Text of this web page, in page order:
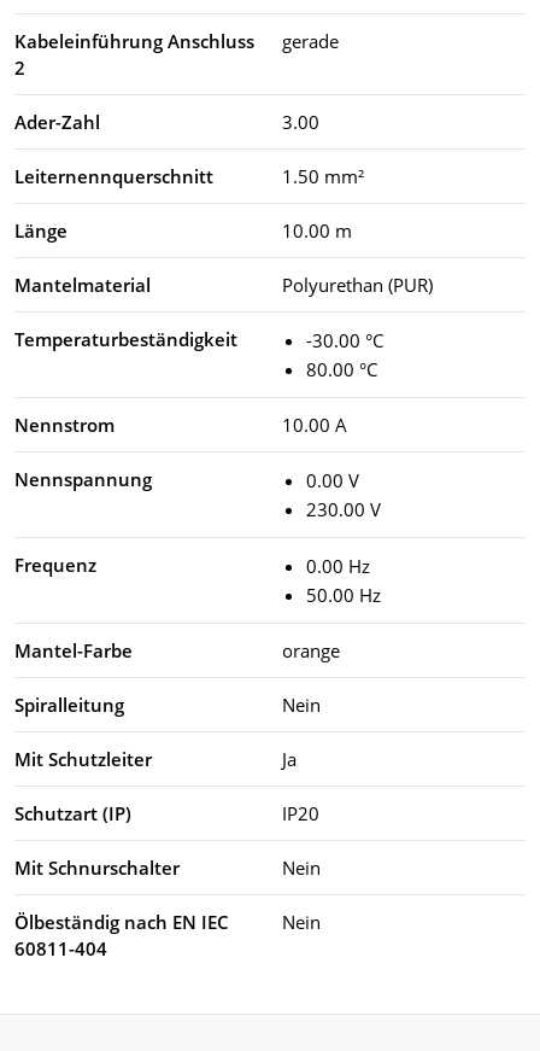
Kabeleinführung Anschluss
2
gerade
Ader-Zahl 3.00
Leiternennquerschnitt 1.50 mm²
Länge 10.00 m
Mantelmaterial Polyurethan (PUR)
Temperaturbeständigkeit
-30.00 °C
80.00 °C
Nennstrom 10.00 A
Nennspannung
0.00 V
230.00 V
Frequenz
0.00 Hz
50.00 Hz
Mantel-Farbe orange
Spiralleitung Nein
Mit Schutzleiter Ja
Schutzart (IP) IP20
Mit Schnurschalter Nein
Ölbeständig nach EN IEC
60811-404
Nein